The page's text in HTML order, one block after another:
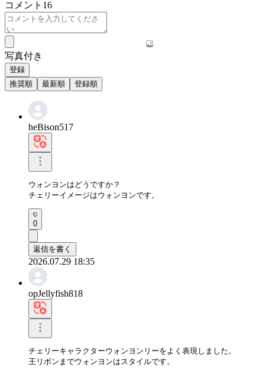
コメント 16
写真付き
登録
推奨順
最新順 登録順
heBison517
ウォンヨンはどうですか？
チェリーイメージはウォンヨンです。
0
返信を書く
2026.07.29 18:35
opJellyfish818
チェリーキャラクターウォンヨンリーをよく表現しました。
王リボンまでウォンヨンはスタイルです。